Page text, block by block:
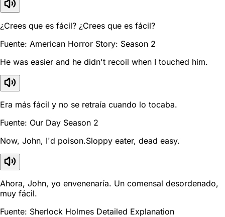
¿Crees que es fácil? ¿Crees que es fácil?
Fuente: American Horror Story: Season 2
He was easier and he didn't recoil when I touched him.
Era más fácil y no se retraía cuando lo tocaba.
Fuente: Our Day Season 2
Now, John, I'd poison.Sloppy eater, dead easy.
Ahora, John, yo envenenaría. Un comensal desordenado,
muy fácil.
Fuente: Sherlock Holmes Detailed Explanation